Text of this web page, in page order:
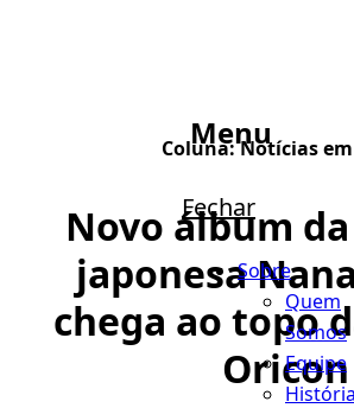
Menu
Fechar
Sobre
Quem
Somos
Equipe
História
Coluna:Notícias
Novo álbum
japonesa
chega ao topo
Oricon